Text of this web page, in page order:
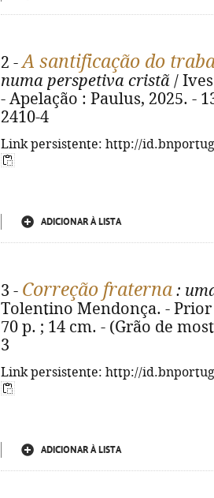
2 -A santificação do
numa perspetiva cristã /
- Apelação : Paulus, 2025. -
2410-4
Link persistente: http://
ADICIONAR À LISTA
3 - Correção fraterna :
Tolentino Mendonça. - Prior
70 p. ; 14 cm. - (Grão de
3
Link persistente: http://
ADICIONAR À LISTA